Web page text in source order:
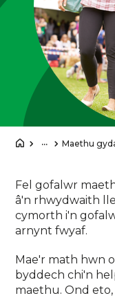
... Maethu
Fel gofalwr
â'n rhwydwaith
cymorth i'n
arnynt fwyaf.
Mae'r math hwn
byddech chi'n
maethu. Ond